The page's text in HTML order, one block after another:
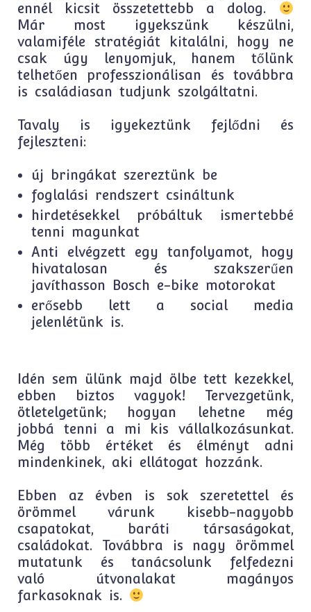
ennél kicsit összetettebb a dolog.
Már most igyekszünk készülni,
valamiféle stratégiát kitalálni, hogy ne
csak úgy lenyomjuk, hanem tőlünk
telhetően professzionálisan és továbbra
is családiasan tudjunk szolgáltatni.
Tavaly is igyekeztünk fejlődni és
fejleszteni:
új bringákat szereztünk be
foglalási rendszert csináltunk
hirdetésekkel próbáltuk ismertebbé
tenni magunkat
Anti elvégzett egy tanfolyamot, hogy
hivatalosan és szakszerűen
javíthasson Bosch e-bike motorokat
erősebb lett a social media
jelenlétünk is.
Idén sem ülünk majd ölbe tett kezekkel,
ebben biztos vagyok! Tervezgetünk,
ötletelgetünk; hogyan lehetne még
jobbá tenni a mi kis vállalkozásunkat.
Még több értéket és élményt adni
mindenkinek, aki ellátogat hozzánk.
Ebben az évben is sok szeretettel és
örömmel várunk kisebb-nagyobb
csapatokat, baráti társaságokat,
családokat. Továbbra is nagy örömmel
mutatunk és tanácsolunk felfedezni
való útvonalakat magányos
farkasoknak is.